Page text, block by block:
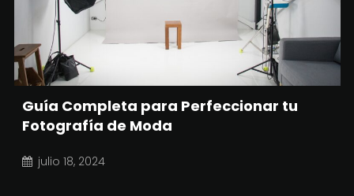
Guía Completa para Perfeccionar tu
Fotografía de Moda
julio 18, 2024